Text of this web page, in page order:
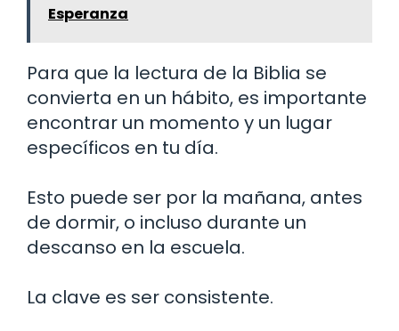
Esperanza
Para que la lectura de la Biblia se
convierta en un hábito, es importante
encontrar un momento y un lugar
específicos en tu día.
Esto puede ser por la mañana, antes
de dormir, o incluso durante un
descanso en la escuela.
La clave es ser consistente.